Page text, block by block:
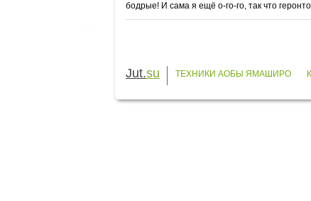
бодрые! И сама я ещё о-го-го, так что
Jut.su ТЕХНИКИ АОБЫ ЯМАШИРО